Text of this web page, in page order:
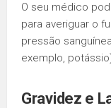
O seu médico
para averiguar o
pressão
exemplo,
Gravidez e